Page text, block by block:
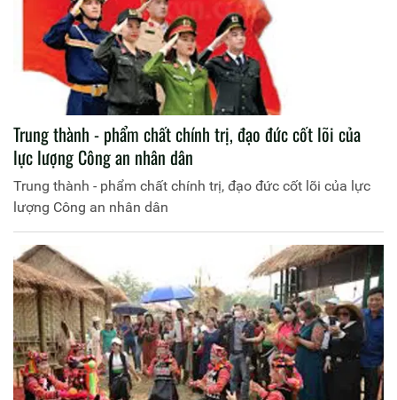
Trung thành - phẩm chất chính trị, đạo đức cốt lõi của
lực lượng Công an nhân dân
Trung thành - phẩm chất chính trị, đạo đức cốt lõi của lực
lượng Công an nhân dân